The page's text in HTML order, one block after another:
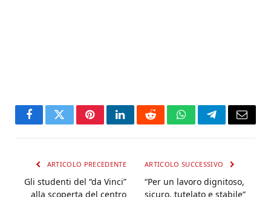
FacebookTwitterPinterestLinkedInRedditWhatsAppTelegramEmail
ARTICOLO PRECEDENTE
Gli studenti del “da Vinci”
alla scoperta del centro
ARTICOLO SUCCESSIVO
“Per un lavoro dignitoso,
sicuro, tutelato e stabile”